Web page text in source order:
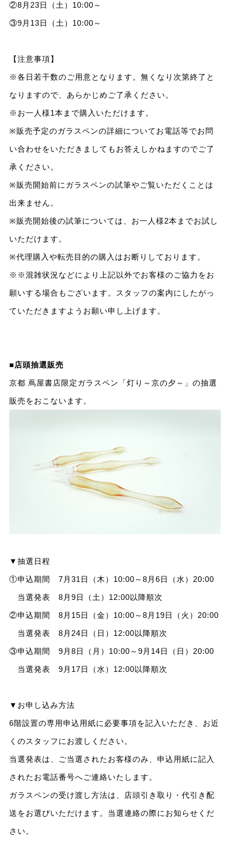
②8月23日（土）10:00～
③9月13日（土）10:00～
【注意事項】
※各日若干数のご用意となります。無くなり次第終了と
なりますので、あらかじめご了承ください。
※お一人様1本まで購入いただけます。
※販売予定のガラスペンの詳細についてお電話等でお問
い合わせをいただきましてもお答えしかねますのでご了
承ください。
※販売開始前にガラスペンの試筆やご覧いただくことは
出来ません。
※販売開始後の試筆については、お一人様2本までお試し
いただけます。
※代理購入や転売目的の購入はお断りしております。
※※混雑状況などにより上記以外でお客様のご協力をお
願いする場合もございます。スタッフの案内にしたがっ
ていただきますようお願い申し上げます。
■店頭抽選販売
京都 蔦屋書店限定ガラスペン「灯り～京の夕～」の抽選
販売をおこないます。
▼抽選日程
①申込期間 7月31日（木）10:00～8月6日（水）20:00
当選発表 8月9日（土）12:00以降順次
②申込期間 8月15日（金）10:00～8月19日（火）20:00
当選発表 8月24日（日）12:00以降順次
③申込期間 9月8日（月）10:00～9月14日（日）20:00
当選発表 9月17日（水）12:00以降順次
▼お申し込み方法
6階設置の専用申込用紙に必要事項を記入いただき、お近
くのスタッフにお渡しください。
当選発表は、ご当選されたお客様のみ、申込用紙に記入
されたお電話番号へご連絡いたします。
ガラスペンの受け渡し方法は、店頭引き取り・代引き配
送をお選びいただけます。当選連絡の際にお知らせくだ
さい。